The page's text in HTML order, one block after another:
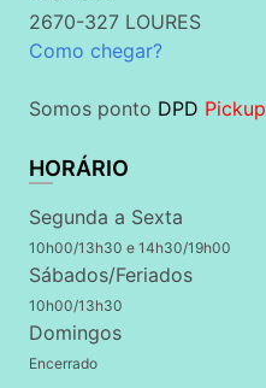
2670-327 LOURES
Como chegar?
Somos ponto DPD Pickup
HORÁRIO
Segunda a Sexta
10h00/13h30 e 14h30/19h00
Sábados/Feriados
10h00/13h30
Domingos
Encerrado